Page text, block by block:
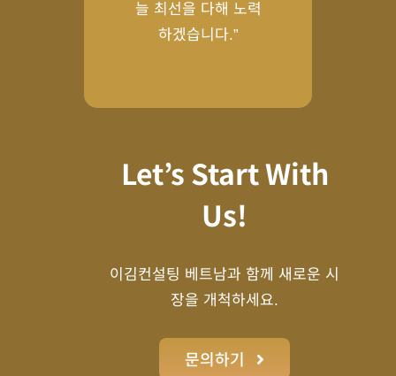
늘 최선을 다해 노력
하겠습니다.”
Let’s Start With
Us!
이김컨설팅 베트남과 함께 새로운 시
장을 개척하세요.
문의하기